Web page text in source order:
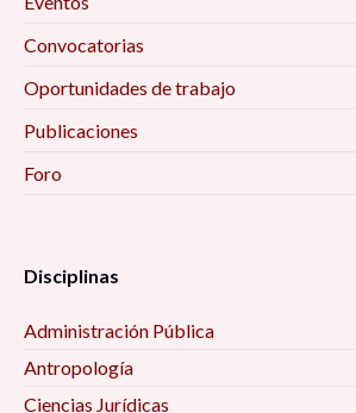
Convocatorias
Oportunidades de trabajo
Publicaciones
Foro
Disciplinas
Administración Pública
Antropología
Ciencias Jurídicas